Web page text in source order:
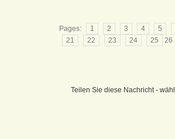
Pages: 1 2 3 4 5
21
22 23 24 25 26
Teilen Sie diese Nachricht -